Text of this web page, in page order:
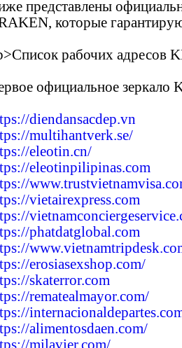
представлены
которые
рабочих адресов
официальное зеркало
diendansacdep.vn
multihantverk.se/
eleotin.cn/
eleotinpilipinas.com
vietairexpress.com
phatdatglobal.com
erosiasexshop.com/
skaterror.com
rematealmayor.com/
alimentosdaen.com/
milavier.com/